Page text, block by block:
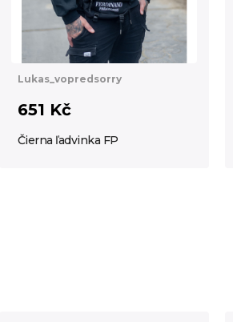
Lukas_vopredsorry
651 Kč
Čierna ľadvinka FP